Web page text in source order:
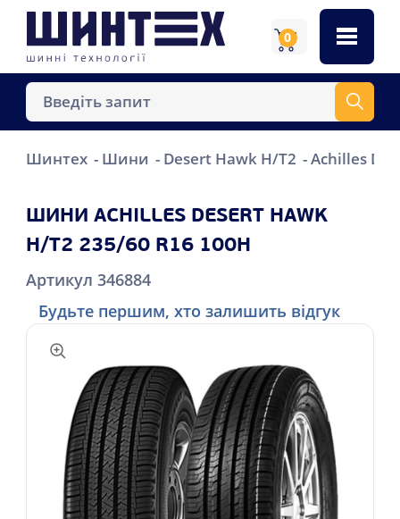
0
Шинтех Шини Desert Hawk H/T2 Achilles
ШИНИ ACHILLES DESERT HAWK
H/T2 235/60 R16 100H
Артикул 346884
Будьте першим, хто залишить відгук